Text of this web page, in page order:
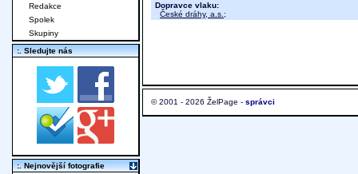
Dopravce vlaku:
České dráhy, a.s. ;
© 2001 - 2026 ŽelPage - správci
Redakce
Spolek
Skupiny
:. Sledujte nás
:. Nejnovější fotografie